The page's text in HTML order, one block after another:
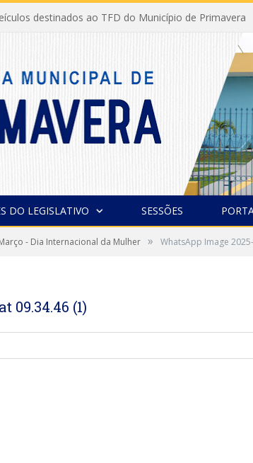
destinados ao TFD do Município de Primavera
DO LEGISLATIVO SESSÕES
- Dia Internacional da Mulher » WhatsApp Image
09.34.46 (1)